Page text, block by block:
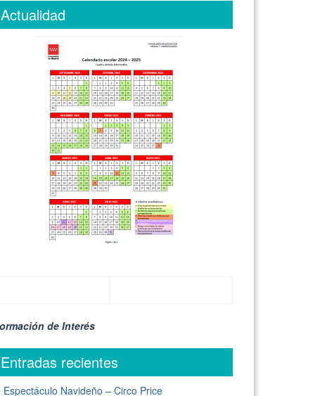
Actualidad
de Interés
Entradas recientes
Espectáculo Navideño – Circo Price